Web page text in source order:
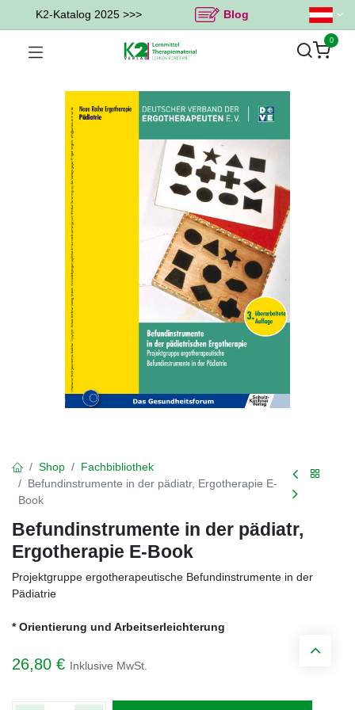
K2-Katalog 2025 >>> Blog
0
Shop
Fachbibliothek
Befundinstrumente in der pädiatr, Ergotherapie E-
Book
Befundinstrumente in der pädiatr,
Ergotherapie E-Book
Projektgruppe ergotherapeutische Befundinstrumente in der
Pädiatrie
* Orientierung und Arbeitserleichterung
26,80 € Inklusive MwSt.